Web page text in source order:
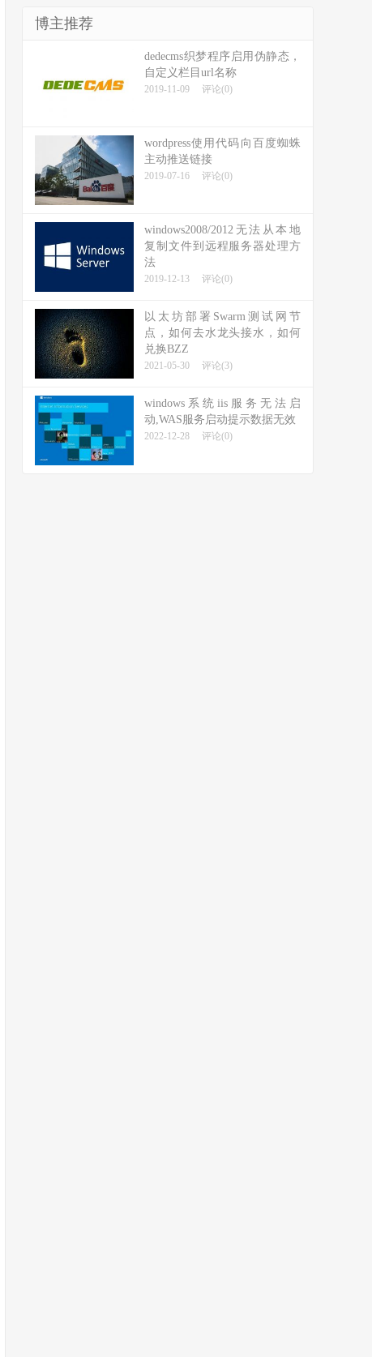
博主推荐
dedecms织梦程序启用伪静态，
自定义栏目url名称
2019-11-09 评论(0)
wordpress使用代码向百度蜘蛛
主动推送链接
2019-07-16 评论(0)
windows2008/2012无法从本地
复制文件到远程服务器处理方
法
2019-12-13 评论(0)
以太坊部署Swarm测试网节
点，如何去水龙头接水，如何
兑换BZZ
2021-05-30 评论(3)
windows系统iis服务无法启
动,WAS服务启动提示数据无效
2022-12-28 评论(0)